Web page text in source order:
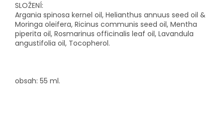
SLOŽENÍ:
Argania spinosa kernel oil, Helianthus annuus seed oil &
Moringa oleifera, Ricinus communis seed oil, Mentha
piperita oil, Rosmarinus officinalis leaf oil, Lavandula
angustifolia oil, Tocopherol.
obsah: 55 ml.